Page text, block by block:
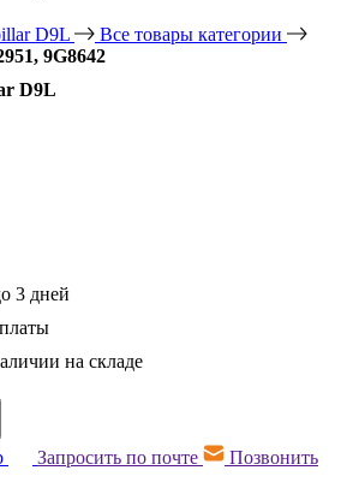
D9L
Все товары категории
9G8642
D9L
3 дней
на складе
Запросить по почте Позвонить